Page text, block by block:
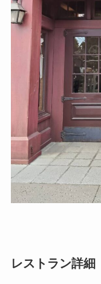
レストラン詳細